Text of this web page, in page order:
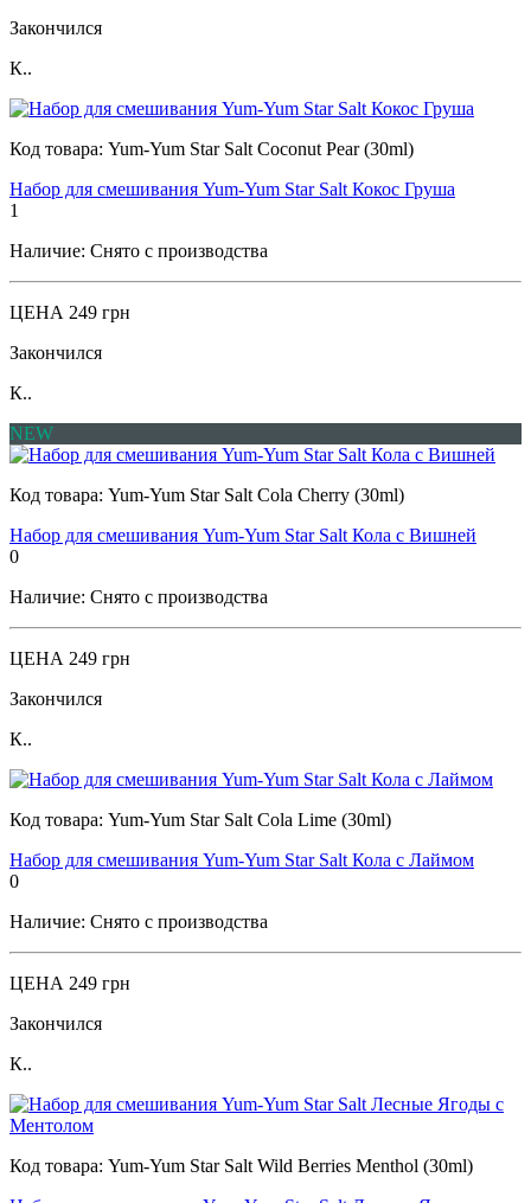
Закончился
К..
Код товара: Yum-Yum Star Salt Coconut Pear (30ml)
Набор для смешивания Yum-Yum Star Salt Кокос Груша
1
Наличие: Снято с производства
ЦЕНА 249 грн
Закончился
К..
NEW
Код товара: Yum-Yum Star Salt Cola Cherry (30ml)
Набор для смешивания Yum-Yum Star Salt Кола с Вишней
0
Наличие: Снято с производства
ЦЕНА 249 грн
Закончился
К..
Код товара: Yum-Yum Star Salt Cola Lime (30ml)
Набор для смешивания Yum-Yum Star Salt Кола с Лаймом
0
Наличие: Снято с производства
ЦЕНА 249 грн
Закончился
К..
Код товара: Yum-Yum Star Salt Wild Berries Menthol (30ml)